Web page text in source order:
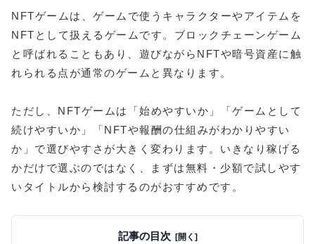
NFTゲームは、ゲームで使うキャラクターやアイテムを
NFTとして扱えるゲームです。ブロックチェーンゲーム
と呼ばれることもあり、遊びながらNFTや暗号資産に触
れられる点が通常のゲームと異なります。
ただし、NFTゲームは「始めやすいか」「ゲームとして
続けやすいか」「NFTや報酬の仕組みがわかりやすい
か」で選びやすさが大きく変わります。いきなり稼げる
かだけで選ぶのではなく、まずは無料・少額で試しやす
いタイトルから検討するのがおすすめです。
記事の目次